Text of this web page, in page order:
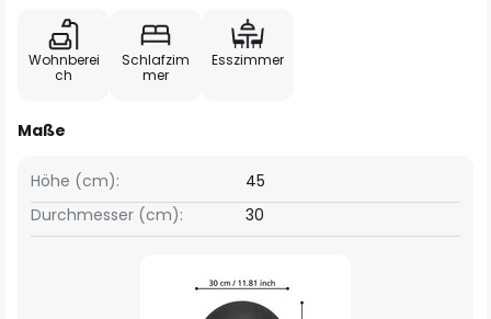
Wohnberei
ch
Schlafzim
mer
Esszimmer
Maße
Höhe (cm):
45
Durchmesser (cm):
30